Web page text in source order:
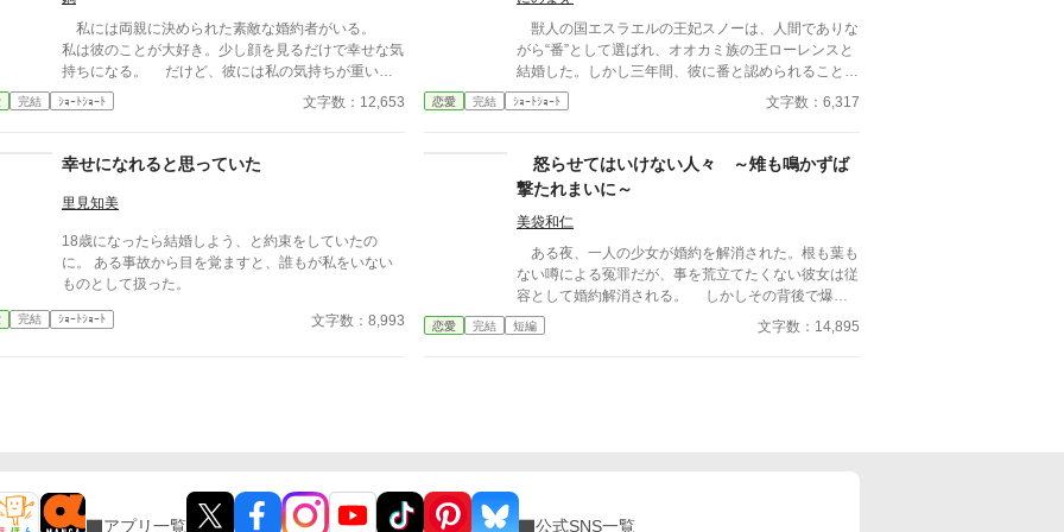
私には両親に決められた素敵な婚約者がいる。
私は彼のことが大好き。少し顔を見るだけで幸せな気
持ちになる。 だけど、彼には私の気持ちが重いみ
たい。 今、彼には憧れの人がいる。その人は大人
びた雰囲気をもつ二つ上の先輩。 彼は心は自由で
せない楽しそうな笑顔を向ける貴方を見て、胸が張り
裂けそうになる。 友人たちは言う。お互いに干渉
しない割り切った夫婦のほうが気が楽だって……。
しい気持ちを封印してもらったの。 ※このお話はハ
ッピーエンドではありません。 ※短いお話でサクサ
クと進めたいと思います。
完結 ｼｮｰﾄｼｮｰﾄ 文字数：12,653
獣人の国エスラエルの王妃スノーは、人間でありな
がら“番”として選ばれ、オオカミ族の王ローレンスと
結婚した。しかし三年間、彼に番と認められることも
愛されることもなく、白い結婚のまま冷遇され続け
る。 それでも王妃として国に尽くしてきたスノー
懐妊させ、側妃として迎えると知る。ついに心が折れ
たスノーは離縁を決意し、国を去ろうとする。 し
かしその道中、レイアー嬢の実家の襲撃に遭い、スノ
ーは命を落とす寸前、自身の命と引き換えに広域回復
魔法で多くの命を救う。 これでスノーの、人生は
終わりのはずだった。 だが次に目を覚ますと、ス
ノーは三年前の結婚式当日に戻っていた。何度死んで
も、何度拒絶しても、結婚式の誓いの瞬間へと戻され
る。 番から逃れようと、スノーは何度も死を選ぶ
恋愛 完結 ｼｮｰﾄｼｮｰﾄ 文字数：6,317
幸せになれると思っていた
里見知美
18歳になったら結婚しよう、と約束をしていたの
に。 ある事故から目を覚ますと、誰もが私をいない
ものとして扱った。
完結 ｼｮｰﾄｼｮｰﾄ 文字数：8,993
怒らせてはいけない人々 ～雉も鳴かずば
撃たれまいに～
美袋和仁
ある夜、一人の少女が婚約を解消された。根も葉も
ない噂による冤罪だが、事を荒立てたくない彼女は従
容として婚約解消される。 しかしその背後で爆音
が轟き、一人の男性が姿を見せた。彼は少女の父親。
怒らせてはならない人々に繋がる少女の婚約解消
恋愛 完結 短編 文字数：14,895
アプリ一覧 公式SNS一覧